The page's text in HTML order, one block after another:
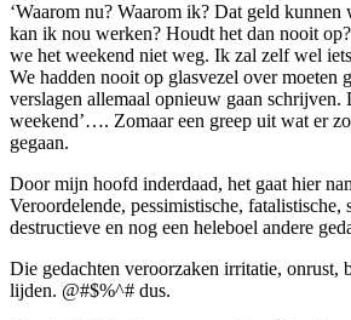
‘Waarom nu? Waarom ik? Dat geld kunnen
kan ik nou werken? Houdt het dan nooit
we het weekend niet weg. Ik zal zelf wel
We hadden nooit op glasvezel over moeten
verslagen allemaal opnieuw gaan schrijven.
weekend’…. Zomaar een greep uit wat er
gegaan.
Door mijn hoofd inderdaad, het gaat hier
Veroordelende, pessimistische, fatalistische,
destructieve en nog een heleboel andere
Die gedachten veroorzaken irritatie, onrust,
lijden. @#$%^# dus.